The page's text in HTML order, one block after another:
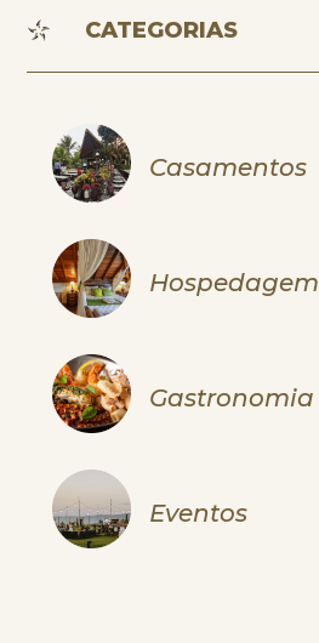
CATEGORIAS
Casamentos
Hospedagem
Gastronomia
Eventos